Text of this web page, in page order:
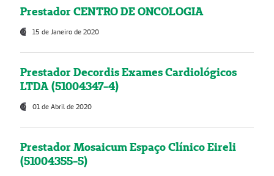
Prestador CENTRO DE ONCOLOGIA
15 de Janeiro de 2020
Prestador Decordis Exames Cardiológicos
LTDA (51004347-4)
01 de Abril de 2020
Prestador Mosaicum Espaço Clínico Eireli
(51004355-5)